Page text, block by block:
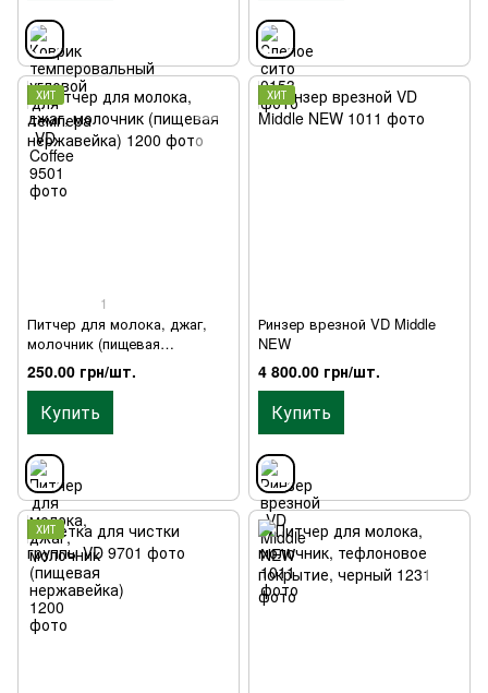
ХИТ
1
Питчер для молока, джаг,
молочник (пищевая
нержавейка)
250.00 грн/шт.
Купить
ХИТ
Ринзер врезной VD Middle
NEW
4 800.00 грн/шт.
Купить
ХИТ